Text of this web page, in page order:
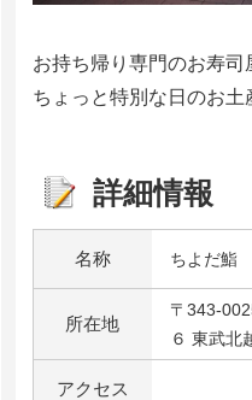
お持ち帰り専門のお寿司
ちょっと特別な日のお土
詳細情報
名称 ちよだ鮨
所在地
〒343-
６ 東武北
アクセス